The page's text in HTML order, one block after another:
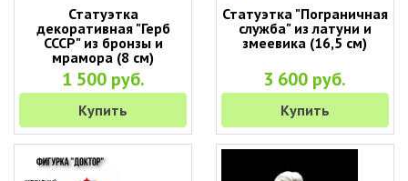
Статуэтка
декоративная "Герб
СССР" из бронзы и
мрамора (8 см)
1 500 руб.
Купить
Статуэтка "Пограничная
служба" из латуни и
змеевика (16,5 см)
3 600 руб.
Купить